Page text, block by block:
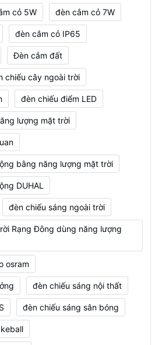
cỏ 5W đèn cắm cỏ 7W
đèn cắm cỏ IP65
Đèn cắm đất
chiếu cây ngoài trời
đèn chiếu điểm LED
lượng mặt trời
bằng năng lượng mặt trời
DUHAL
đèn chiếu sáng ngoài trời
Rạng Đông dùng năng lượng
osram
đèn chiếu sáng nội thất
đèn chiếu sáng sân bóng